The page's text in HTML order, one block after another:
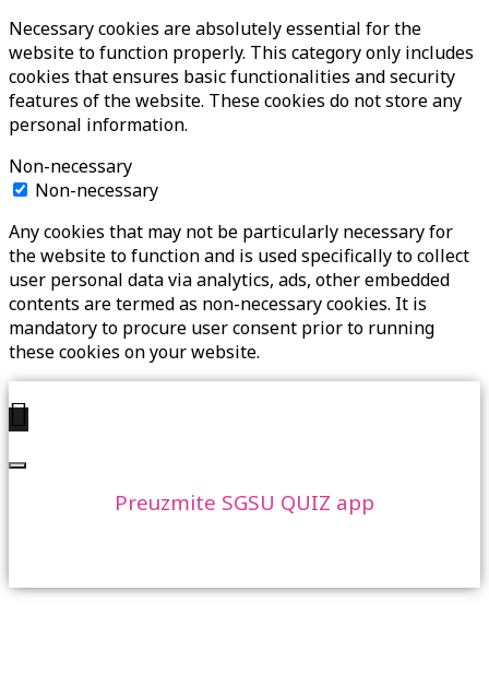
Necessary cookies are absolutely essential for the
website to function properly. This category only includes
cookies that ensures basic functionalities and security
features of the website. These cookies do not store any
personal information.
Non-necessary
Non-necessary
Any cookies that may not be particularly necessary for
the website to function and is used specifically to collect
user personal data via analytics, ads, other embedded
contents are termed as non-necessary cookies. It is
mandatory to procure user consent prior to running
these cookies on your website.
Preuzmite SGSU QUIZ app